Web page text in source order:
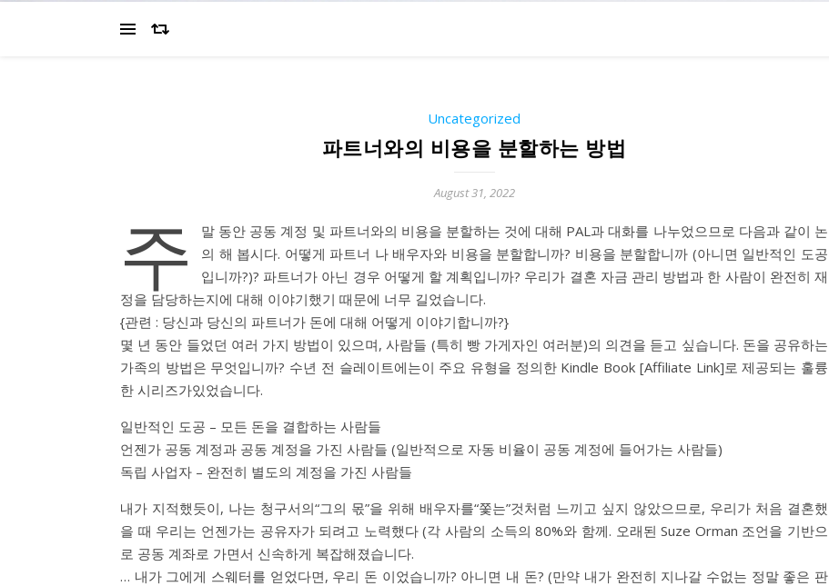
Uncategorized
파트너와의 비용을 분할하는 방법
August 31, 2022
주
말 동안 공동 계정 및 파트너와의 비용을 분할하는 것에 대해 PAL과 대화를 나누었으므로 다음과 같이 논
의 해 봅시다. 어떻게 파트너 나 배우자와 비용을 분할합니까? 비용을 분할합니까 (아니면 일반적인 도공
입니까?)? 파트너가 아닌 경우 어떻게 할 계획입니까? 우리가 결혼 자금 관리 방법과 한 사람이 완전히 재
정을 담당하는지에 대해 이야기했기 때문에 너무 길었습니다.
{관련 : 당신과 당신의 파트너가 돈에 대해 어떻게 이야기합니까?}
몇 년 동안 들었던 여러 가지 방법이 있으며, 사람들 (특히 빵 가게자인 여러분)의 의견을 듣고 싶습니다. 돈을 공유하는
가족의 방법은 무엇입니까? 수년 전 슬레이트에는이 주요 유형을 정의한 Kindle Book [Affiliate Link]로 제공되는 훌륭
한 시리즈가있었습니다.
일반적인 도공 – 모든 돈을 결합하는 사람들
언젠가 공동 계정과 공동 계정을 가진 사람들 (일반적으로 자동 비율이 공동 계정에 들어가는 사람들)
독립 사업자 – 완전히 별도의 계정을 가진 사람들
내가 지적했듯이, 나는 청구서의“그의 몫”을 위해 배우자를“쫓는”것처럼 느끼고 싶지 않았으므로, 우리가 처음 결혼했
을 때 우리는 언젠가는 공유자가 되려고 노력했다 (각 사람의 소득의 80%와 함께. 오래된 Suze Orman 조언을 기반으
로 공동 계좌로 가면서 신속하게 복잡해졌습니다.
… 내가 그에게 스웨터를 얻었다면, 우리 돈 이었습니까? 아니면 내 돈? (만약 내가 완전히 지나갈 수없는 정말 좋은 판